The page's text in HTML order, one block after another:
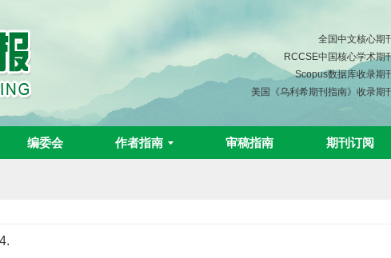
全国中文核心期
RCCSE中国核心学术期
Scopus数据库收录期
美国《乌利希期刊指南》收录期
编委会 作者指南 审稿指南 期刊订阅